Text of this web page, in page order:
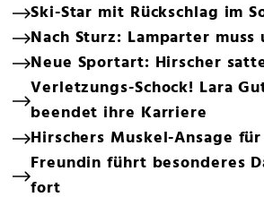
Ski-Star mit Rückschlag im
Nach Sturz: Lamparter
Neue Sportart: Hirscher
Verletzungs-Schock! Lara
beendet ihre Karriere
Hirschers Muskel-Ansage
Freundin führt besonderes
fort